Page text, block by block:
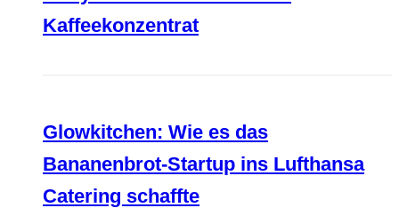
Kaffeekonzentrat
Glowkitchen: Wie es das
Bananenbrot-Startup ins Lufthansa
Catering schaffte